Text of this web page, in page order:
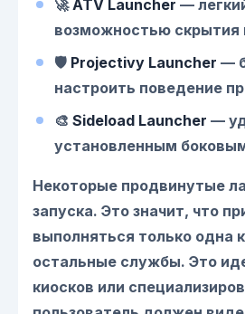
🚀ATV Launcher —
возможностью
🛡️ Projectivy Launcher —
настроить поведение
🎨 Sideload Launcher —
установленным
Некоторые продвинутые
запуска. Это значит, что
выполняться только одна
остальные службы. Это
киосков или